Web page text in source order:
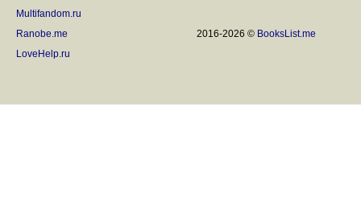
Multifandom.ru
Ranobe.me
LoveHelp.ru
2016-2026 © BooksList.me